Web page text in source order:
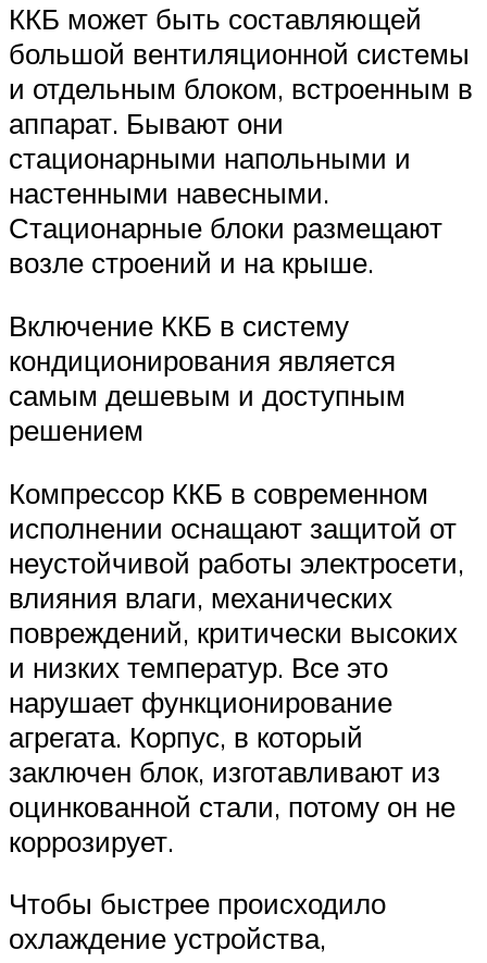
ККБ может быть составляющей
большой вентиляционной системы
и отдельным блоком, встроенным в
аппарат. Бывают они
стационарными напольными и
настенными навесными.
Стационарные блоки размещают
возле строений и на крыше.
Включение ККБ в систему
кондиционирования является
самым дешевым и доступным
решением
Компрессор ККБ в современном
исполнении оснащают защитой от
неустойчивой работы электросети,
влияния влаги, механических
повреждений, критически высоких
и низких температур. Все это
нарушает функционирование
агрегата. Корпус, в который
заключен блок, изготавливают из
оцинкованной стали, потому он не
коррозирует.
Чтобы быстрее происходило
охлаждение устройства,